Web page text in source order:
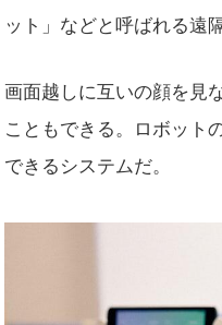
ット」などと呼ばれる遠
画面越しに互いの顔を見
こともできる。ロボット
できるシステムだ。